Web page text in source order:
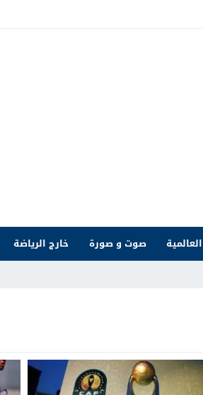
العالمية صوت و صورة خارج الرياضة